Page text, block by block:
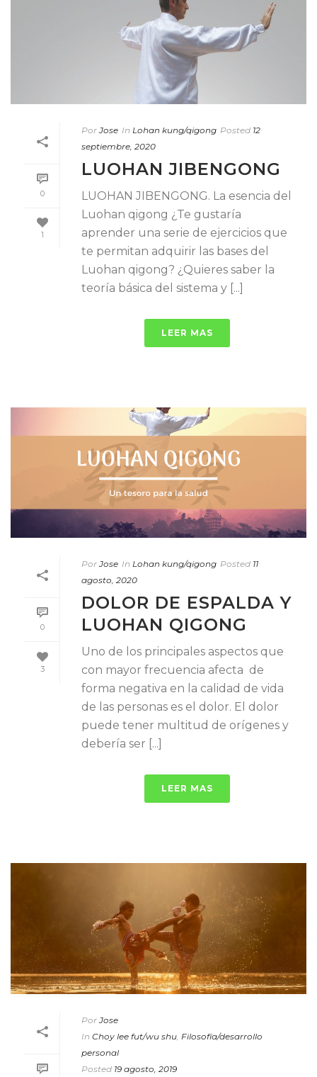
0
1
Por Jose In Lohan kung/qigong Posted 12
septiembre, 2020
LUOHAN JIBENGONG
LUOHAN JIBENGONG. La esencia del
Luohan qigong ¿Te gustaría
aprender una serie de ejercicios que
te permitan adquirir las bases del
Luohan qigong? ¿Quieres saber la
teoría básica del sistema y [...]
LEER MAS
0
3
Por Jose In Lohan kung/qigong Posted 11
agosto, 2020
DOLOR DE ESPALDA Y
LUOHAN QIGONG
Uno de los principales aspectos que
con mayor frecuencia afecta de
forma negativa en la calidad de vida
de las personas es el dolor. El dolor
puede tener multitud de orígenes y
debería ser [...]
LEER MAS
Por Jose
In Choy lee fut/wu shu Filosofía/desarrollo
personal
Posted 19 agosto, 2019